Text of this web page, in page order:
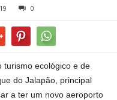
0
turismo ecológico e de
do Jalapão, principal
a ter um novo aeroporto